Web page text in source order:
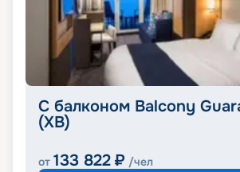
С балконом Balcony
(XB)
от 133 822 ₽ /чел